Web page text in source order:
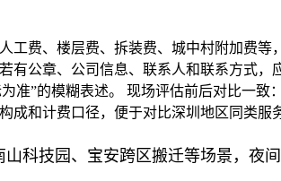
工费、楼层费、拆装费、城中村附加费
有公章、公司信息、联系人和联系方式
准”的模糊表述。 现场评估前后对比一
成和计费口径，便于对比深圳地区同类服
科技园、宝安跨区搬迁等场景，夜